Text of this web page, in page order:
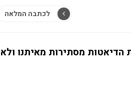
לכתבה המלאה
מסתירות מאיתנו ולא